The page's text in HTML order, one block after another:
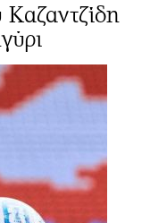
Καζαντζίδη